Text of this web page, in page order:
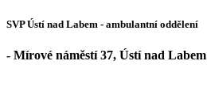
SVP Ústí nad Labem - ambulantní oddělení
- Mírové náměstí 37, Ústí nad Labem